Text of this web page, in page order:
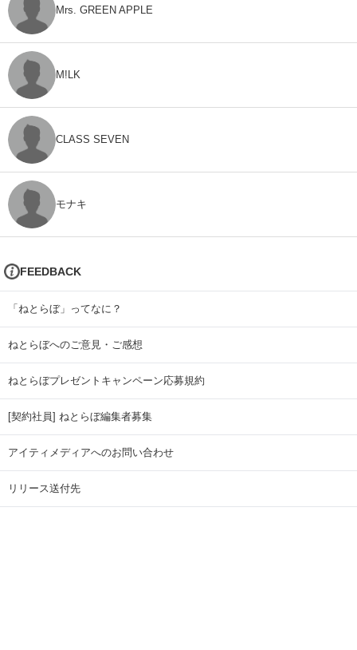
Mrs. GREEN APPLE
M!LK
CLASS SEVEN
モナキ
FEEDBACK
「ねとらぼ」ってなに？
ねとらぼへのご意見・ご感想
ねとらぼプレゼントキャンペーン応募規約
[契約社員] ねとらぼ編集者募集
アイティメディアへのお問い合わせ
リリース送付先